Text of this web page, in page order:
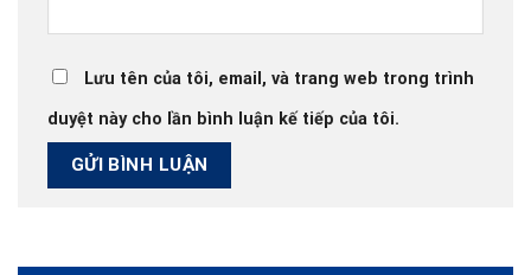
Lưu tên của tôi, email, và trang web trong trình
duyệt này cho lần bình luận kế tiếp của tôi.